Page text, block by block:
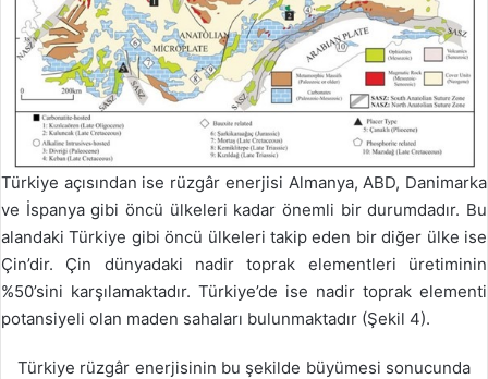
Türkiye açısından ise rüzgâr enerjisi Almanya, ABD, Danimarka
ve İspanya gibi öncü ülkeleri kadar önemli bir durumdadır. Bu
alandaki Türkiye gibi öncü ülkeleri takip eden bir diğer ülke ise
Çin’dir. Çin dünyadaki nadir toprak elementleri üretiminin
%50’sini karşılamaktadır. Türkiye’de ise nadir toprak elementi
potansiyeli olan maden sahaları bulunmaktadır (Şekil 4).
Türkiye rüzgâr enerjisinin bu şekilde büyümesi sonucunda